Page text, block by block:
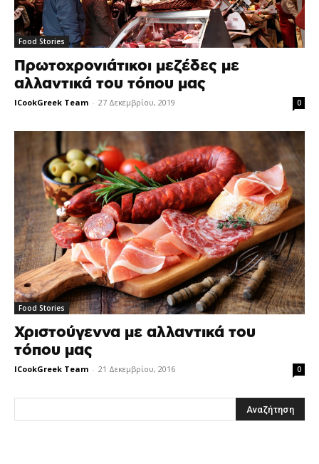
Food Stories
Πρωτοχρονιάτικοι μεζέδες με
αλλαντικά του τόπου μας
ICookGreek Team - 27 Δεκεμβρίου, 2019 0
Food Stories
Χριστούγεννα με αλλαντικά του
τόπου μας
ICookGreek Team - 21 Δεκεμβρίου, 2016 0